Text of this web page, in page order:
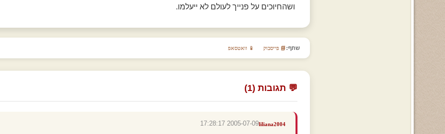
ושהחיוכים על פנייך לעולם לא ייעלמו.
שתף: 📘 פייסבוק 📱 וואטסאפ
💬 תגובות (1)
liliana2004
2005-07-09 17:28:17